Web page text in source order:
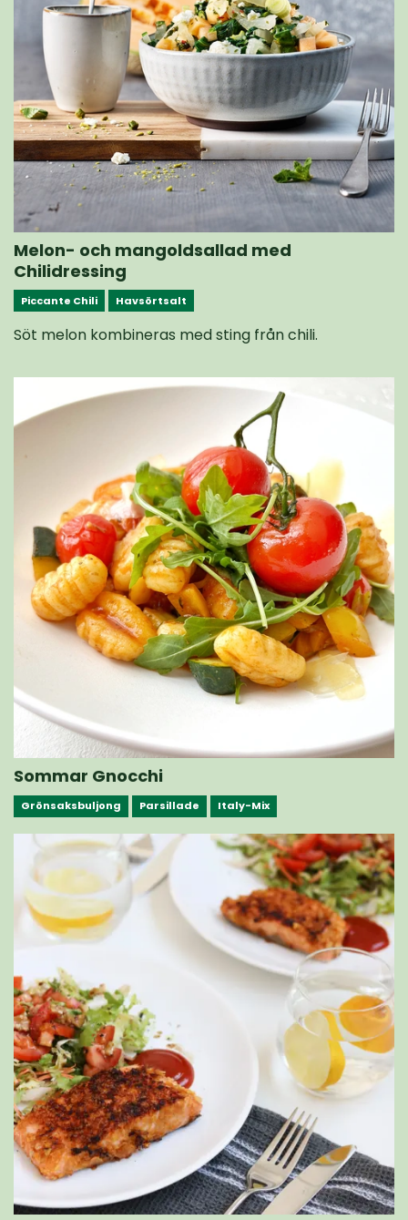
Melon- och mangoldsallad med
Chilidressing
Piccante Chili Havsörtsalt
Söt melon kombineras med sting från chili.
Sommar Gnocchi
Grönsaksbuljong Parsillade Italy-Mix